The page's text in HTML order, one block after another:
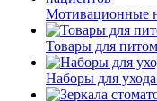
Мотивационные
Товары для
Наборы для